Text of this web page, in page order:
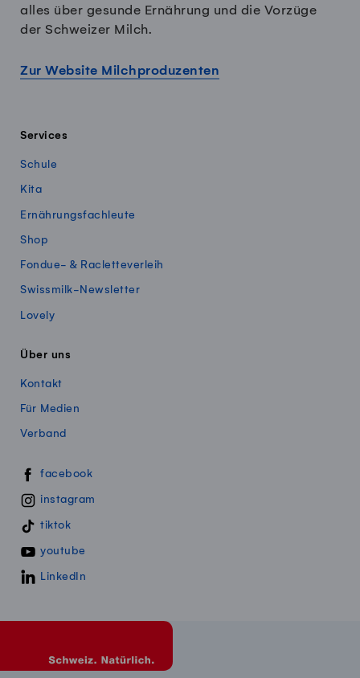
alles über gesunde Ernährung und die Vorzüge
der Schweizer Milch.
Zur Website Milchproduzenten
Services
Schule
Kita
Ernährungsfachleute
Shop
Fondue- & Racletteverleih
Swissmilk-Newsletter
Lovely
Über uns
Kontakt
Für Medien
Verband
Swissmillk auf Social Media
facebook
instagram
tiktok
youtube
LinkedIn